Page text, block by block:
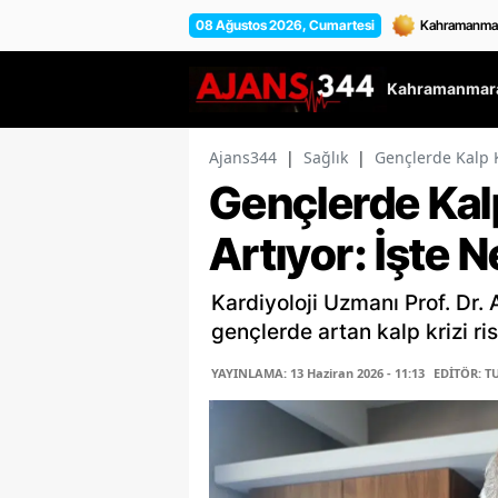
08 Ağustos 2026, Cumartesi
Ajans344 | Sağlık | Gençlerde Kalp
Gençlerde
Artıyor: İşte
Kardiyoloji Uzmanı Prof.
gençlerde artan kalp krizi
YAYINLAMA: 13 Haziran 2026 - 11:13 EDİTÖR: